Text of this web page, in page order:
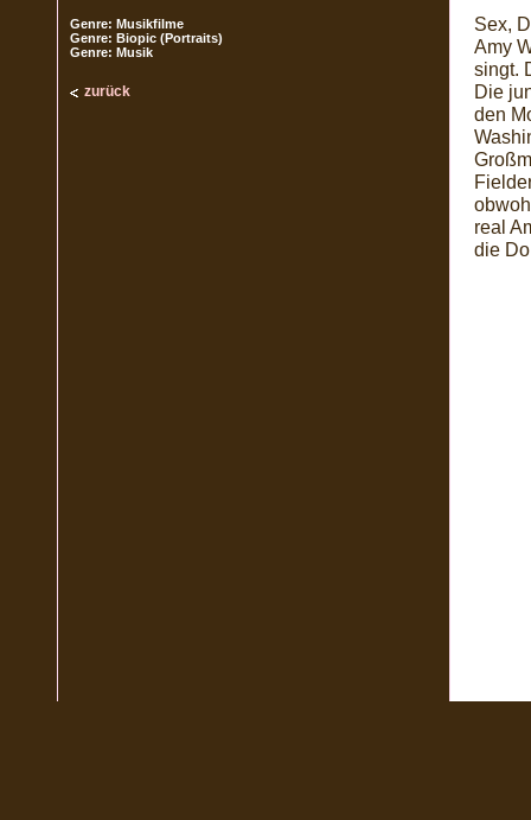
Genre: Musikfilme
Genre: Biopic (Portraits)
Genre: Musik
zurück
Sex,
Amy
singt.
Die
den
real
die